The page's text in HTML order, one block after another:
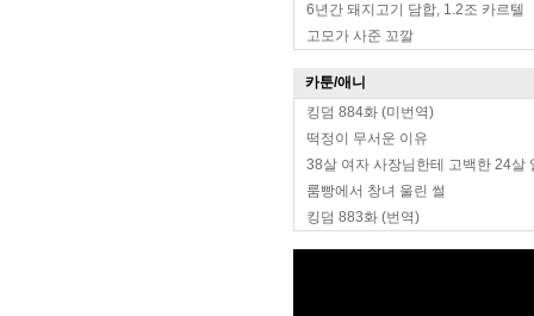
6년간 돼지고기 담합, 1.2조 카르텔
고모가 사준 꼬깔
카툰/애니
킹덤 884화 (미번역)
떡정이 무서운 이유
38살 여자 사장님한테 고백한 24살
룸빵에서 창녀 울린 썰
킹덤 883화 (번역)